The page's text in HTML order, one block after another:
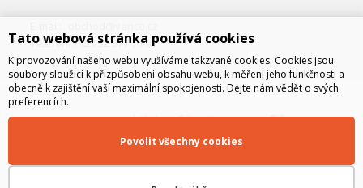
Telefon: +421 32 877 74 02
Tato webová stránka používá cookies
K provozování našeho webu využíváme takzvané cookies. Cookies jsou
soubory sloužící k přizpůsobení obsahu webu, k měření jeho funkčnosti a
obecně k zajištění vaší maximální spokojenosti. Dejte nám vědět o svých
preferencích.
Povolit všechny cookies